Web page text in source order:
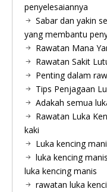
penyelesaiannya
Sabar dan yakin
yang membantu
Rawatan Mana
Rawatan Sakit
Penting dalam
Tips Penjagaan
Adakah semua
Rawatan Luka
kaki
Luka kencing
luka kencing
luka kencing manis
rawatan luka